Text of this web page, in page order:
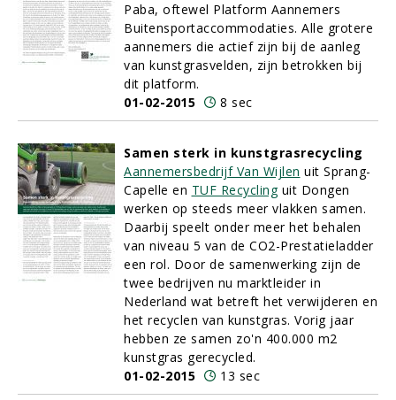
Paba, oftewel Platform Aannemers
Buitensportaccommodaties. Alle grotere
aannemers die actief zijn bij de aanleg
van kunstgrasvelden, zijn betrokken bij
dit platform.
01-02-2015
8 sec
Samen sterk in kunstgrasrecycling
Aannemersbedrijf Van Wijlen uit Sprang-
Capelle en TUF Recyclinguit Dongen
werken op steeds meer vlakken samen.
Daarbij speelt onder meer het behalen
van niveau 5 van de CO2-Prestatieladder
een rol. Door de samenwerking zijn de
twee bedrijven nu marktleider in
Nederland wat betreft het verwijderen en
het recyclen van kunstgras. Vorig jaar
hebben ze samen zo'n 400.000 m2
kunstgras gerecycled.
01-02-2015
13 sec